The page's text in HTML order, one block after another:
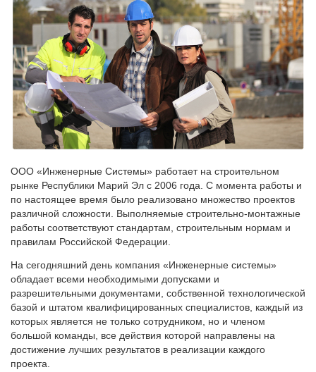
ООО «Инженерные Системы» работает на строительном
рынке Республики Марий Эл с 2006 года. С момента работы и
по настоящее время было реализовано множество проектов
различной сложности. Выполняемые строительно-монтажные
работы соответствуют стандартам, строительным нормам и
правилам Российской Федерации.
На сегодняшний день компания «Инженерные системы»
обладает всеми необходимыми допусками и
разрешительными документами, собственной технологической
базой и штатом квалифицированных специалистов, каждый из
которых является не только сотрудником, но и членом
большой команды, все действия которой направлены на
достижение лучших результатов в реализации каждого
проекта.